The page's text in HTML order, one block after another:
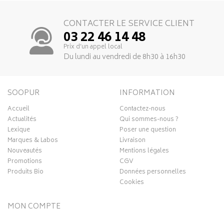
CONTACTER LE SERVICE CLIENT
03 22 46 14 48
Prix d’un appel local
Du lundi au vendredi de 8h30 à 16h30
SOOPUR
Accueil
Actualités
Lexique
Marques & Labos
Nouveautés
Promotions
Produits Bio
INFORMATION
Contactez-nous
Qui sommes-nous ?
Poser une question
Livraison
Mentions légales
CGV
Données personnelles
Cookies
MON COMPTE